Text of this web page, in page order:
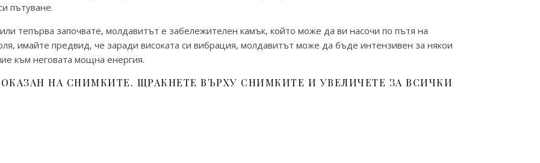
пътуване.
тепърва започвате, молдавитът е забележителен камък, който може да ви насочи по пътя на
имайте предвид, че заради високата си вибрация, молдавитът може да бъде интензивен за някои
към неговата мощна енергия.
НА СНИМКИТЕ. ЩРАКНЕТЕ ВЪРХУ СНИМКИТЕ И УВЕЛИЧЕТЕ ЗА ВСИЧКИ